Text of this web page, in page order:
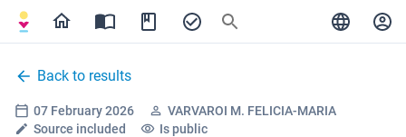
Back to results
07 February 2026
VARVAROI M. FELICIA-MARIA
Source included
Is public